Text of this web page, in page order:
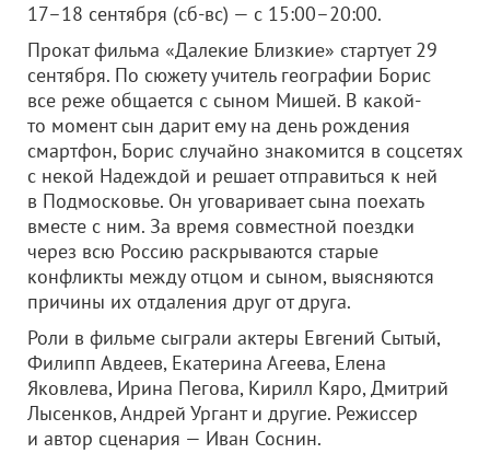
17–18 сентября (сб-вс) — с 15:00–20:00.
Прокат фильма «Далекие Близкие» стартует 29
сентября. По сюжету учитель географии Борис
все реже общается с сыном Мишей. В какой-
то момент сын дарит ему на день рождения
смартфон, Борис случайно знакомится в соцсетях
с некой Надеждой и решает отправиться к ней
в Подмосковье. Он уговаривает сына поехать
вместе с ним. За время совместной поездки
через всю Россию раскрываются старые
конфликты между отцом и сыном, выясняются
причины их отдаления друг от друга.
Роли в фильме сыграли актеры Евгений Сытый,
Филипп Авдеев, Екатерина Агеева, Елена
Яковлева, Ирина Пегова, Кирилл Кяро, Дмитрий
Лысенков, Андрей Ургант и другие. Режиссер
и автор сценария — Иван Соснин.